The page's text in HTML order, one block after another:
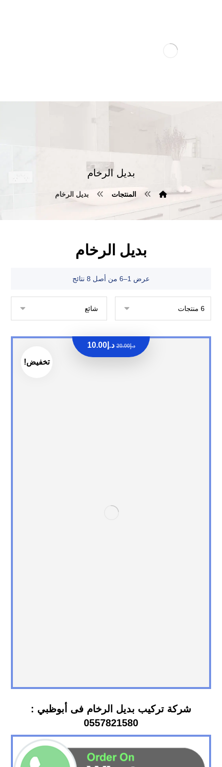
بديل الرخام
المنتجات بديل الرخام
بديل الرخام
عرض 1–6 من أصل 8 نتائج
تخفيض!
شركة تركيب بديل الرخام فى أبوظبي :
0557821580
د.إ20.00 د.إ10.00